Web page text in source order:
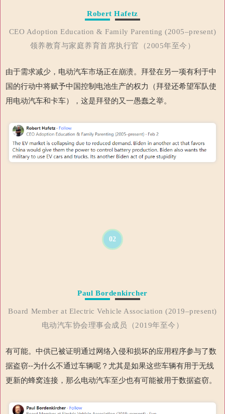
Robert Hafetz
CEO Adoption Education & Family Parenting (2005–present)
领养教育与家庭养育首席执行官（2005年至今）
由于需求减少，电动汽车市场正在崩溃。拜登在另一项有利于中
国的行动中将赋予中国控制电池生产的权力（拜登还希望军队使
用电动汽车和卡车），这是拜登的又一愚蠢之举。
02
Paul Bordenkircher
Board Member at Electric Vehicle Association (2019–present)
电动汽车协会理事会成员（2019年至今）
有可能。中供已被证明通过网络入侵和损坏的应用程序参与了数
据盗窃--为什么不通过车辆呢？尤其是如果这些车辆有用于无线
更新的蜂窝连接，那么电动汽车至少也有可能被用于数据盗窃。